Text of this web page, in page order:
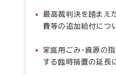
最高裁判決を踏まえ
費等の追加給付につ
家庭用ごみ・資源の
する臨時措置の延長